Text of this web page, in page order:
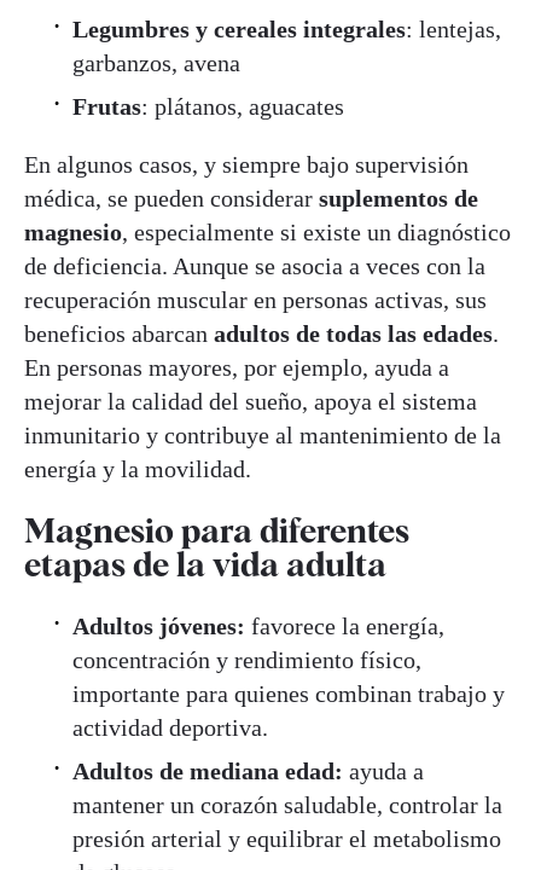
Legumbres y cereales integrales: lentejas,
garbanzos, avena
Frutas: plátanos, aguacates
En algunos casos, y siempre bajo supervisión
médica, se pueden considerar suplementos de
magnesio, especialmente si existe un diagnóstico
de deficiencia. Aunque se asocia a veces con la
recuperación muscular en personas activas, sus
beneficios abarcan adultos de todas las edades.
En personas mayores, por ejemplo, ayuda a
mejorar la calidad del sueño, apoya el sistema
inmunitario y contribuye al mantenimiento de la
energía y la movilidad.
Magnesio para diferentes
etapas de la vida adulta
Adultos jóvenes: favorece la energía,
concentración y rendimiento físico,
importante para quienes combinan trabajo y
actividad deportiva.
Adultos de mediana edad: ayuda a
mantener un corazón saludable, controlar la
presión arterial y equilibrar el metabolismo